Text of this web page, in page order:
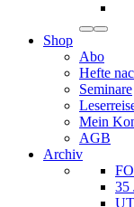
Shop
Abo
Hefte
Seminare
Mein
AGB
Archiv
35